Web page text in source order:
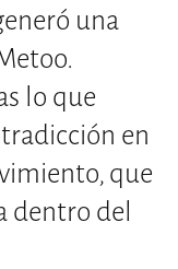
una
lo que
en
que
dentro del